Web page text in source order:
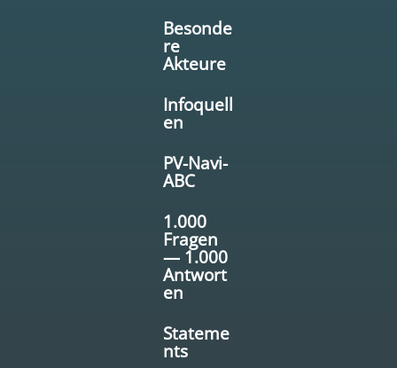
Besonde
re
Akteure
Infoquell
en
PV-Navi-
ABC
1.000
Fragen
— 1.000
Antwort
en
Stateme
nts